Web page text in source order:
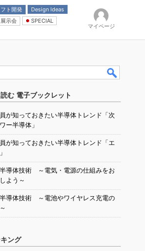
ト開発
Design Ideas
展示会
SPECIAL
マイページ
む 電子ブックレット
が知っておきたい半導体トレンド「次
ー半導体」
が知っておきたい半導体トレンド「エ
導体技術 ～電気・電源の仕組みをお
よう～
導体技術 ～電池やワイヤレス充電の
ング